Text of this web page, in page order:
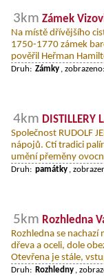
3km Zámek
Na místě dřívějšího
1750-1770 zámek
pověřil Heřman
Druh: Zámky ,
4km DISTILLERY
Společnost RUDOLF
nápojů. Ctí tradici
umění přeměny
Druh: památky ,
5km Rozhledna
Rozhledna se
dřeva a oceli, dole
Otevřena je stále,
Druh: Rozhledny ,